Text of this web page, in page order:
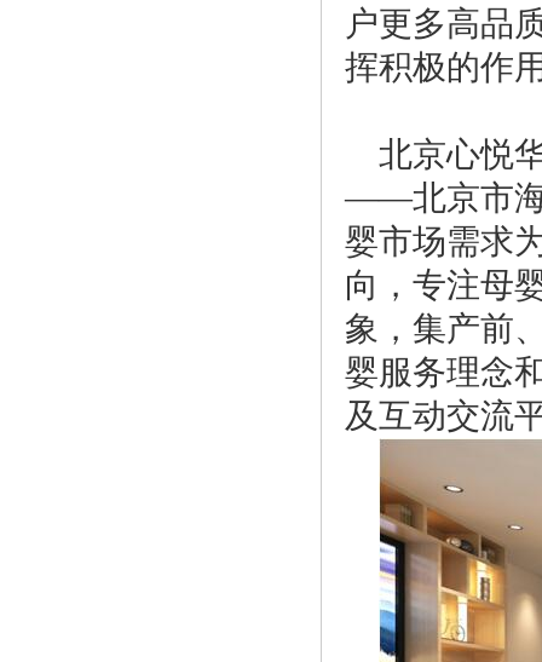
户更多高品
挥积极的作
北京心悦
——北京市海
婴市场需求
向，专注母
象，集产前
婴服务理念
及互动交流